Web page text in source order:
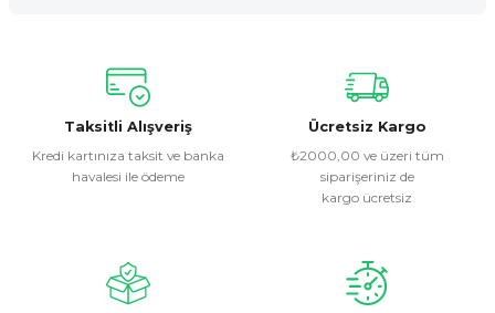
konularda yetersiz gördüğünüz noktaları öneri formunu
kullanarak tarafımıza iletebilirsiniz.
Görüş ve önerileriniz için teşekkür ederiz.
Ürün resmi kalitesiz, bozuk veya görüntülenemiyor.
Ürün fiyatı diğer sitelerden daha pahalı.
Bu ürüne benzer farklı alternatifler olmalı.
Taksitli Alışveriş
Kredi kartınıza taksit ve banka
havalesi ile ödeme
Ücretsiz Kargo
₺2000,00 ve üzeri tüm
siparişeriniz de
kargo ücretsiz